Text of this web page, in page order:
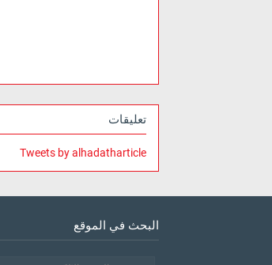
تعليقات
Tweets by alhadatharticle
البحث في الموقع